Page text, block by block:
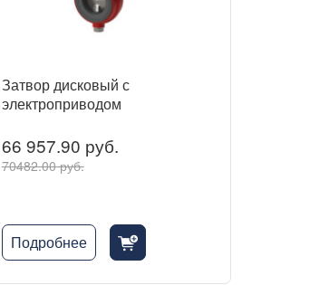
Затвор дисковый с
электроприводом
66 957.90 руб.
70482.00 руб.
Подробнее cart_fill_badge_plus